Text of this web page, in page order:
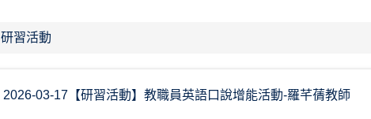
研習活動
2026-03-17【研習活動】教職員英語口說增能活動-羅芊蒨教師